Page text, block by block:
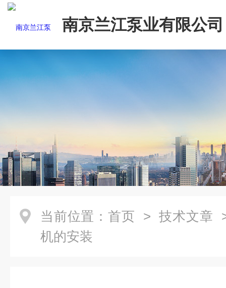
南京兰江泵业有限公司
当前位置： 首页 > 技术文章
机的安装